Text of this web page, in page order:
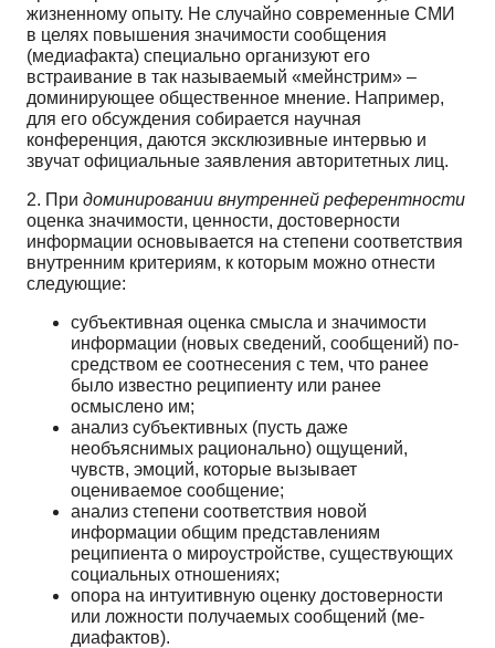
жизненному опыту. Не случайно современные СМИ
в целях повышения значимости сообщения
(медиафакта) специально органи­зуют его
встраивание в так называемый «мейнстрим» –
доминирующее общественное мнение. На­пример,
для его обсуждения собирается научная
конференция, даются эксклюзивные интервью и
звучат официальные заявления авторитетных лиц.
2. При доминировании внутренней референтности
оценка значимости, ценности, достовер­ности
информации основывается на степени соответствия
внутренним критериям, к которым мож­но отнести
следующие:
субъективная оценка смысла и значимости
информации (новых сведений, сообщений) по­
средством ее соотнесения с тем, что ранее
было известно реципиенту или ранее
осмыслено им;
анализ субъективных (пусть даже
необъяснимых рационально) ощущений,
чувств, эмоций, которые вызывает
оцениваемое сообщение;
анализ степени соответствия новой
информации общим представлениям
реципиента о ми­роустройстве, существующих
социальных отношениях;
опора на интуитивную оценку достоверности
или ложности получаемых сообщений (ме­
диафактов).